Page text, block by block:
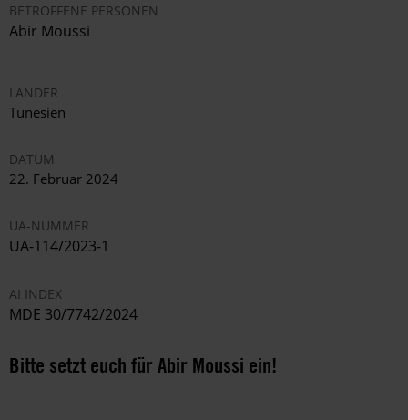
BETROFFENE PERSONEN
Abir Moussi
LÄNDER
Tunesien
DATUM
22. Februar 2024
UA-NUMMER
UA-114/2023-1
AI INDEX
MDE 30/7742/2024
Bitte setzt euch für Abir Moussi ein!